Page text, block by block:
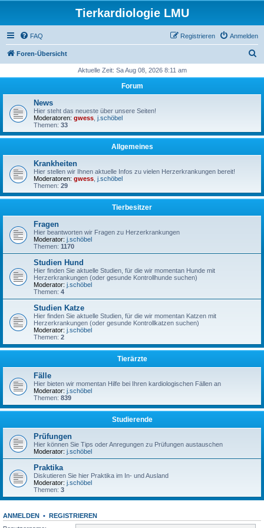
Tierkardiologie LMU
FAQ Anmelden
Registrieren
Foren-Übersicht
h
Aktuelle Zeit: Sa Aug 08, 2026 8:11 am
Forum
News
Hier steht das neueste über unsere Seiten!
Moderatoren: gwess j.schöbel
Themen: 33
Allgemeines
Krankheiten
Hier stellen wir Ihnen aktuelle Infos zu vielen Herzerkrankungen bereit!
Moderatoren: gwess j.schöbel
Themen: 29
Tierbesitzer
Fragen
Hier beantworten wir Fragen zu Herzerkrankungen
Moderator: j.schöbel
Themen: 1170
Studien Hund
Hier finden Sie aktuelle Studien, für die wir momentan Hunde mit
Herzerkrankungen (oder gesunde Kontrollhunde suchen)
Moderator: j.schöbel
Themen: 4
Studien Katze
Hier finden Sie aktuelle Studien, für die wir momentan Katzen mit
Herzerkrankungen (oder gesunde Kontrollkatzen suchen)
Moderator: j.schöbel
Themen: 2
Tierärzte
Fälle
Hier bieten wir momentan Hilfe bei Ihren kardiologischen Fällen an
Moderator: j.schöbel
Themen: 839
Studierende
Prüfungen
Hier können Sie Tips oder Anregungen zu Prüfungen austauschen
Moderator: j.schöbel
Praktika
Diskutieren Sie hier Praktika im In- und Ausland
Moderator: j.schöbel
Themen: 3
ANMELDEN • REGISTRIEREN